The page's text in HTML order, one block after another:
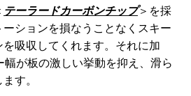
テーラードカーボンチップ＞を採
ションを損なうことなくスキー
吸収してくれます。それに加
幅が板の激しい挙動を抑え、滑ら
す。